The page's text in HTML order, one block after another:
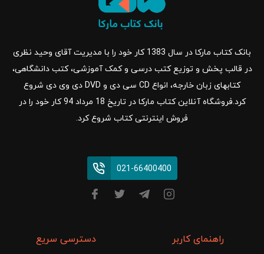
بانک کتاب مارکا در سال 1383 کار خود را با مدیریت آقای وحید نظری
در قالب پخش و توزیع کتب درسی و کمک آموزشی، کتب دانشگاهی،
کتابهای زبان خارجه، انواع CD سی دی و DVD دی وی دی شروع
کرد.فروشگاه آنلاین کتاب مارکا در تاریخ 18 مرداد 94 کار خود را در
فروش اینترنتی کتاب شروع کرد.
021-66400400
راهنمای کاربر دسترسی سریع